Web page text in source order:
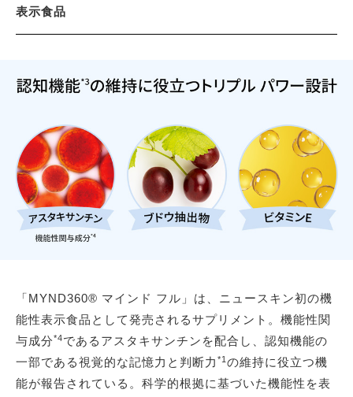
表示食品
「MYND360® マインド フル」は、ニュースキン初の機
能性表示食品として発売されるサプリメント。機能性関
与成分*4であるアスタキサンチンを配合し、認知機能の
一部である視覚的な記憶力と判断力 *1 の維持に役立つ機
能が報告されている。科学的根拠に基づいた機能性を表